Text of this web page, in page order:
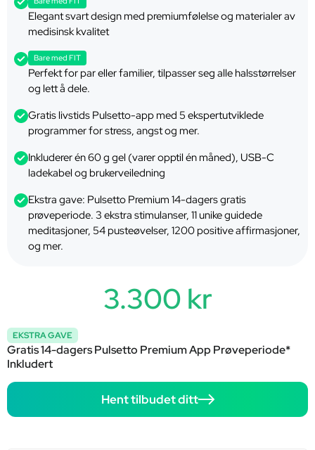
Elegant svart design med premiumfølelse og materialer av
medisinsk kvalitet
Bare med FIT
Perfekt for par eller familier, tilpasser seg alle halsstørrelser
og lett å dele.
Gratis livstids Pulsetto-app med 5 ekspertutviklede
programmer for stress, angst og mer.
Inkluderer én 60 g gel (varer opptil én måned), USB-C
ladekabel og brukerveiledning
Ekstra gave: Pulsetto Premium 14-dagers gratis
prøveperiode. 3 ekstra stimulanser, 11 unike guidede
meditasjoner, 54 pusteøvelser, 1200 positive affirmasjoner,
og mer.
3.300 kr
EKSTRA GAVE
Gratis 14-dagers Pulsetto Premium App Prøveperiode*
Inkludert
Hent tilbudet ditt